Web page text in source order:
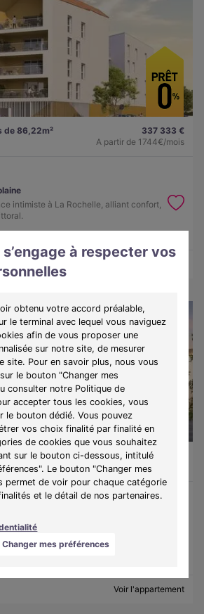
à respecter vos
obtenu votre accord préalable,
le terminal avec lequel vous naviguez
afin de vous proposer une
sur notre site, de mesurer
site. Pour en savoir plus, nous vous
le bouton "Changer mes
consulter notre Politique de
accepter tous les cookies, vous
le bouton dédié. Vous pouvez
vos choix finalité par finalité en
de cookies que vous souhaitez
sur le bouton ci-dessous, intitulé
Le bouton "Changer mes
permet de voir pour chaque catégorie
et le détail de nos partenaires.
Changer mes préférences
de 86,22m²
337 333 €
A partir de 1744€/mois
intimiste à La Rochelle, alliant confort,
de 68,1m²
363 000 €
A partir de1876€/mois
intimiste à La Rochelle, où confort,
rencontrent entre ville et océan.
Voir l'appartement